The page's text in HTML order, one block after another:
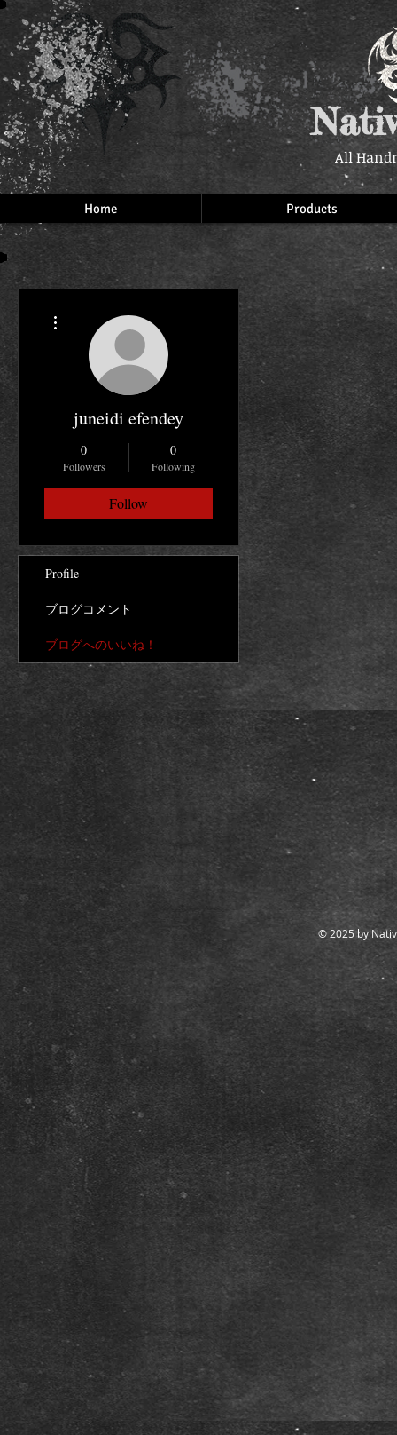
All
Home Products
juneidi efendey
0
Followers
0
Following
Follow
Profile
ブログコメント
ブログへのいいね！
© 2025 by